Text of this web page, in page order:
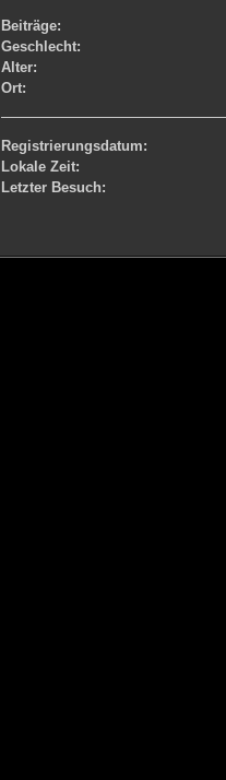
Beiträge:
Geschlecht:
Alter:
Ort:
Registrierungsdatum:
Lokale Zeit:
Letzter Besuch: